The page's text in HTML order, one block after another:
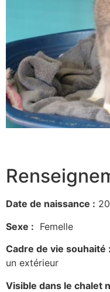
Date de naissance :
Sexe : Femelle
Cadre de vie souhaité :
un extérieur
Visible dans le chalet